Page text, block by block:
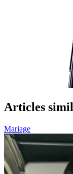
Articles
Mariage